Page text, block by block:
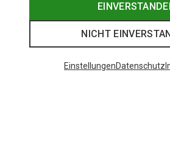
NICHT
EinstellungenDatenschutz